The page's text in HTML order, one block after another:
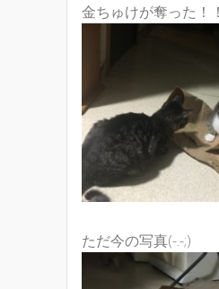
金ちゅけが奪った！！
ただ今の写真(-.-;)